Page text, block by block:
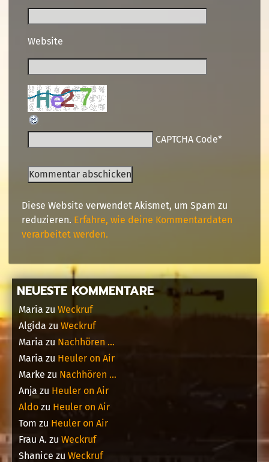
Website
CAPTCHA Code*
Diese Website verwendet Akismet, um Spam zu
reduzieren. Erfahre, wie deine Kommentardaten
verarbeitet werden.
NEUESTE KOMMENTARE
Maria zu Weckruf
Algida zu Weckruf
Maria zu Nachhören …
Maria zu Heuler on Air
Marke zu Nachhören …
Anja zu Heuler on Air
Aldo zu Heuler on Air
Tom zu Heuler on Air
Frau A. zu Weckruf
Shanice zu Weckruf